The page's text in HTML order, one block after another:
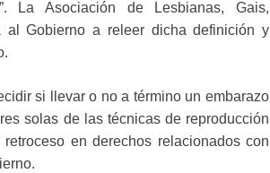
La Asociación de Lesbianas, Gais,
al Gobierno a releer dicha definición y
si llevar o no a término un embarazo
solas de las técnicas de reproducción
en derechos relacionados con